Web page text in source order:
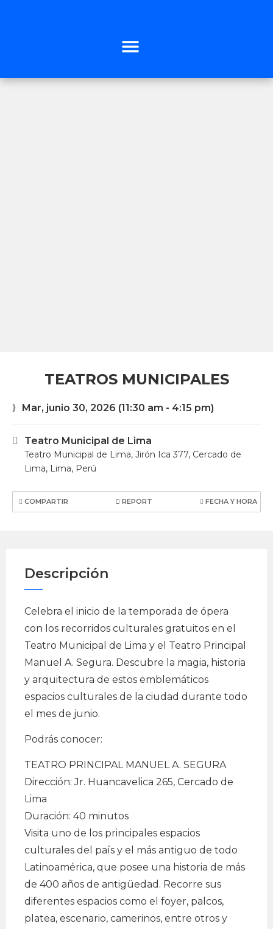
TEATROS MUNICIPALES
Mar, junio 30, 2026 (11:30 am - 4:15 pm)
Teatro Municipal de Lima
Teatro Municipal de Lima, Jirón Ica 377, Cercado de
Lima, Lima, Perú
COMPARTIR REPORT FECHA Y HORA
Descripción
Celebra el inicio de la temporada de ópera
con los recorridos culturales gratuitos en el
Teatro Municipal de Lima y el Teatro Principal
Manuel A. Segura. Descubre la magia, historia
y arquitectura de estos emblemáticos
espacios culturales de la ciudad durante todo
el mes de junio.
Podrás conocer:
TEATRO PRINCIPAL MANUEL A. SEGURA
Dirección: Jr. Huancavelica 265, Cercado de
Lima
Duración: 40 minutos
Visita uno de los principales espacios
culturales del país y el más antiguo de todo
Latinoamérica, que posee una historia de más
de 400 años de antigüedad. Recorre sus
diferentes espacios como el foyer, palcos,
platea, escenario, camerinos, entre otros y